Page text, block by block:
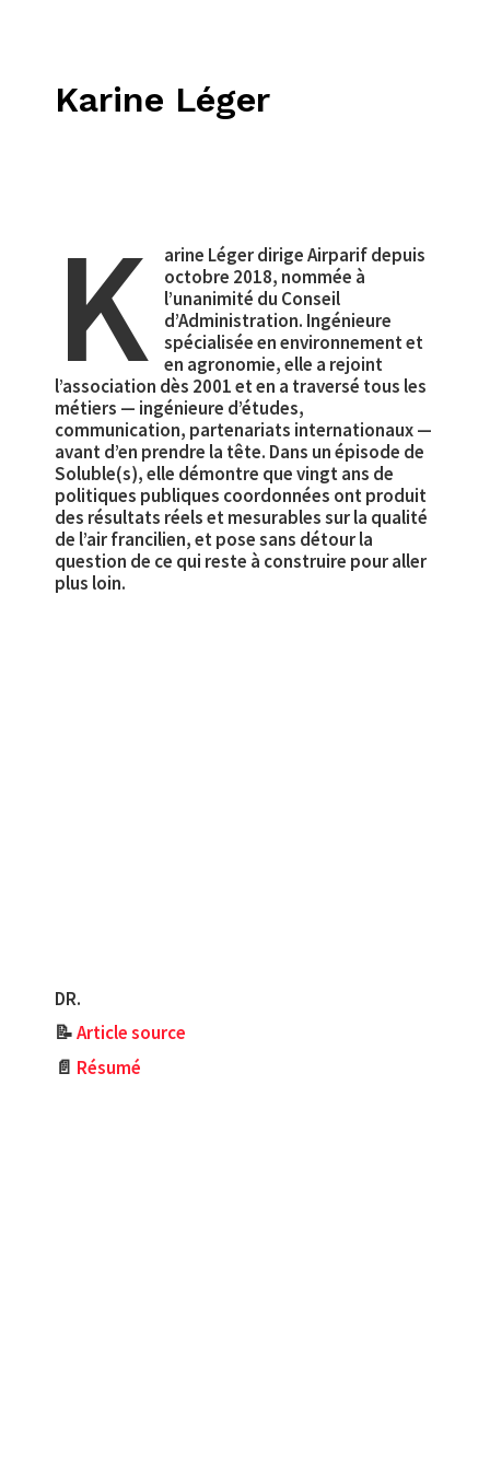
Karine Léger
K
arine Léger dirige Airparif depuis
octobre 2018, nommée à
l’unanimité du Conseil
d’Administration. Ingénieure
spécialisée en environnement et
en agronomie, elle a rejoint
l’association dès 2001 et en a traversé tous les
métiers — ingénieure d’études,
communication, partenariats internationaux —
avant d’en prendre la tête. Dans un épisode de
Soluble(s), elle démontre que vingt ans de
politiques publiques coordonnées ont produit
des résultats réels et mesurables sur la qualité
de l’air francilien, et pose sans détour la
question de ce qui reste à construire pour aller
plus loin.
DR.
📝Article source
📄 Résumé